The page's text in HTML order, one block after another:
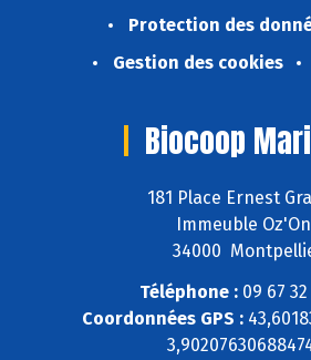
Protection des
Gestion des cookies
Biocoop
181 Place Ernest
Immeuble
34000
Téléphone : 09 67
Coordonnées GPS :